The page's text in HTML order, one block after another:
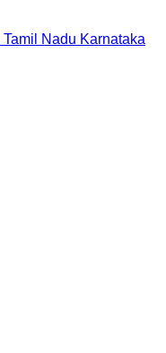
Tamil Nadu Karnataka